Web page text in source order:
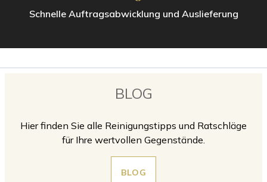
Schnelle Auftragsabwicklung und Auslieferung
BLOG
Hier finden Sie alle Reinigungstipps und Ratschläge
für Ihre wertvollen Gegenstände.
BLOG